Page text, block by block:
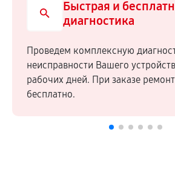
Быстрая и
диагностика
Проведем комплексную
неисправности Вашего
рабочих дней. При заказе
бесплатно.